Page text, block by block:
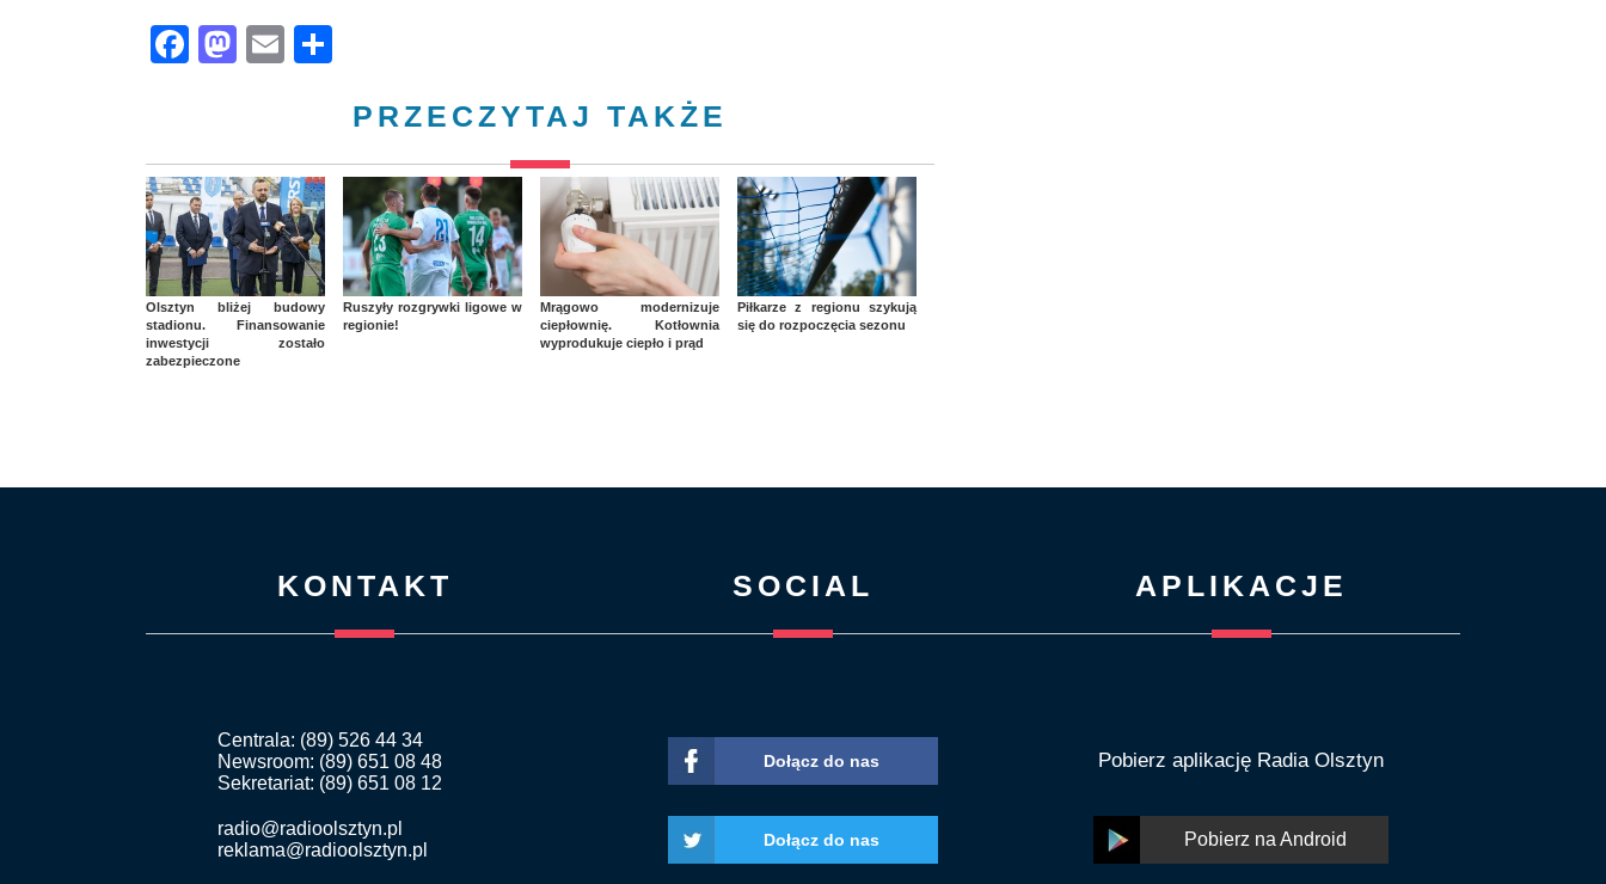
Facebook
Mastodon
Email
PRZECZYTAJ TAKŻE
Olsztyn bliżej budowy
stadionu. Finansowanie
inwestycji zostało
zabezpieczone
Ruszyły rozgrywki ligowe w
regionie!
Mrągowo modernizuje
ciepłownię. Kotłownia
wyprodukuje ciepło i prąd
Piłkarze z regionu szykują
się do rozpoczęcia sezonu
KONTAKT
Centrala: (89) 526 44 34
Newsroom: (89) 651 08 48
Sekretariat: (89) 651 08 12
radio@radioolsztyn.pl
reklama@radioolsztyn.pl
SOCIAL
Dołącz do nas
Dołącz do nas
APLIKACJE
Pobierz aplikację Radia Olsztyn
Pobierz na Android